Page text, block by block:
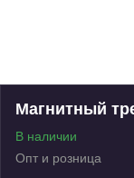
Магнитный
В наличии
Опт и розница